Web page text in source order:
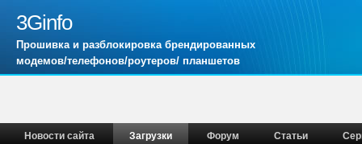
3Ginfo
Прошивка и разблокировка брендированных
модемов/телефонов/роутеров/ планшетов
Новости сайта Загрузки Форум Статьи